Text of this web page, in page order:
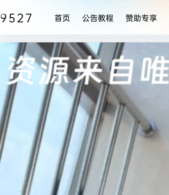
9527 首页 公告教程 赞助专享